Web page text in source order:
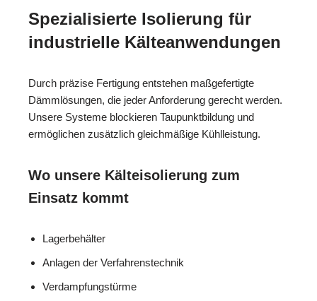
Spezialisierte Isolierung für
industrielle Kälteanwendungen
Durch präzise Fertigung entstehen maßgefertigte
Dämmlösungen, die jeder Anforderung gerecht werden.
Unsere Systeme blockieren Taupunktbildung und
ermöglichen zusätzlich gleichmäßige Kühlleistung.
Wo unsere Kälteisolierung zum
Einsatz kommt
Lagerbehälter
Anlagen der Verfahrenstechnik
Verdampfungstürme